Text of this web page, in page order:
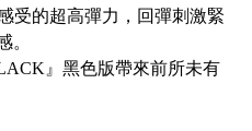
受的超高彈力，回彈刺激緊
。
』黑色版帶來前所未有